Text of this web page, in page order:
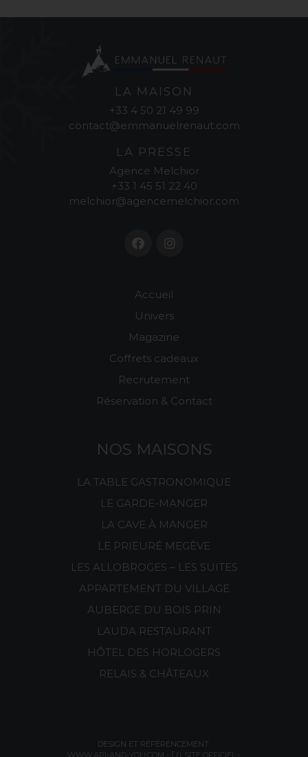
LA MAISON
+33 4 50 21 49 99
contact@emmanuelrenaut.com
LA PRESSE
Agence Melchior
+33 1 45 51 22 40
melchior@agencemelchior.com
Accueil
Univers
Magazine
Coffrets cadeaux
Recrutement
Réservation & Contact
NOS MAISONS
LA TABLE GASTRONOMIQUE
LE GARDE-MANGER
LA CAVE À MANGER
LE PRIEURÉ MEGÈVE
LES ALLOBROGES – LES SUITES
APPARTEMENT DU VILLAGE
AUBERGE DU BOIS PRIN
LAUDA RESTAURANT
HÔTEL DES HORLOGERS
RELAIS & CHÂTEAUX
DESIGN ET RÉFÉRENCEMENT
WWW.API-AND-YOU.COM - ｢∫｣ SITE OFFICIEL -